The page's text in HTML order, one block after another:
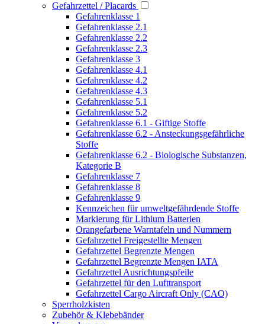
Gefahrzettel / Placards
Gefahrenklasse 1
Gefahrenklasse 2.1
Gefahrenklasse 2.2
Gefahrenklasse 2.3
Gefahrenklasse 3
Gefahrenklasse 4.1
Gefahrenklasse 4.2
Gefahrenklasse 4.3
Gefahrenklasse 5.1
Gefahrenklasse 5.2
Gefahrenklasse 6.1 - Giftige Stoffe
Gefahrenklasse 6.2 - Ansteckungsgefährliche
Stoffe
Gefahrenklasse 6.2 - Biologische Substanzen,
Kategorie B
Gefahrenklasse 7
Gefahrenklasse 8
Gefahrenklasse 9
Kennzeichen für umweltgefährdende Stoffe
Markierung für Lithium Batterien
Orangefarbene Warntafeln und Nummern
Gefahrzettel Freigestellte Mengen
Gefahrzettel Begrenzte Mengen
Gefahrzettel Begrenzte Mengen IATA
Gefahrzettel Ausrichtungspfeile
Gefahrzettel für den Lufttransport
Gefahrzettel Cargo Aircraft Only (CAO)
Sperrholzkisten
Zubehör & Klebebänder